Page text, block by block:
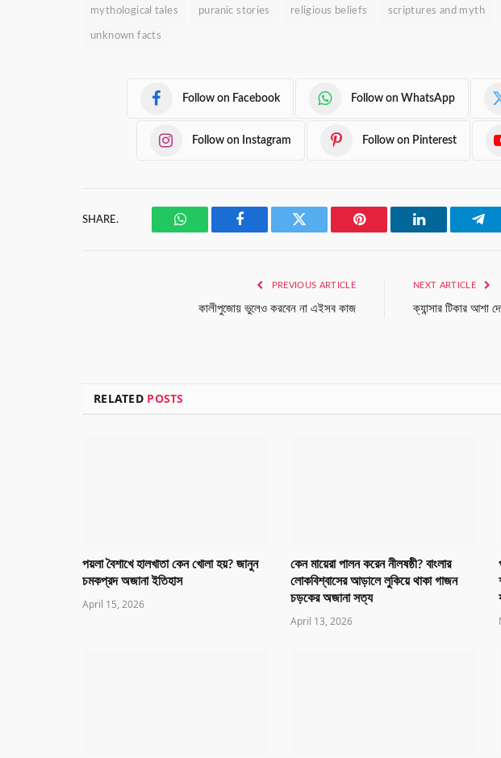
mythological tales puranic stories religious beliefs scriptures and myth
unknown facts
Follow on Facebook Follow on WhatsApp
Follow on Instagram Follow on Pinterest
SHARE.
WhatsAppFacebook Twitter Pinterest LinkedIn
PREVIOUS ARTICLE
কালীপুজোয় ভুলেও করবেন না এইসব কাজ
NEXT ARTICLE
ক্যান্সার টিকার আশা
RELATED POSTS
পয়লা বৈশাখে হালখাতা কেন খোলা হয়? জানুন
চমকপ্রদ অজানা ইতিহাস
April 15, 2026
কেন মায়েরা পালন করেন নীলষষ্ঠী? বাংলার
লোকবিশ্বাসের আড়ালে লুকিয়ে থাকা গাজন
চড়কের অজানা সত্য
April 13, 2026